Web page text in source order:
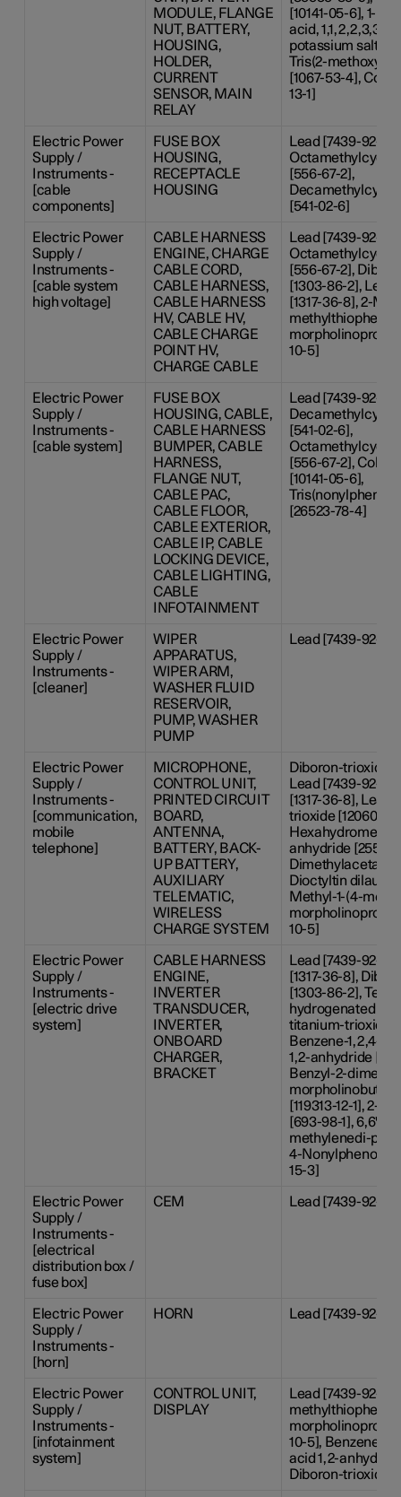
MODULE, FLANGE
NUT, BATTERY,
HOUSING,
HOLDER,
CURRENT
SENSOR, MAIN
RELAY
[10141-05-6], 1-
acid,
potassium salt
Tris(2-
[1067-53-4],
13-1]
Electric Power
Supply /
Instruments -
[cable
components]
FUSE BOX
HOUSING,
RECEPTACLE
HOUSING
Lead [7439-92-1],
[556-67-2],
[541-02-6]
Electric Power
Supply /
Instruments -
[cable system
high voltage]
CABLE HARNESS
ENGINE, CHARGE
CABLE CORD,
CABLE HARNESS,
CABLE HARNESS
HV, CABLE HV,
CABLE CHARGE
POINT HV,
CHARGE CABLE
Lead [7439-92-1],
[556-67-2],
[1303-86-2],
[1317-36-8], 2-
10-5]
Electric Power
Supply /
Instruments -
[cable system]
FUSE BOX
HOUSING, CABLE,
CABLE HARNESS
BUMPER, CABLE
HARNESS,
FLANGE NUT,
CABLE PAC,
CABLE FLOOR,
CABLE EXTERIOR,
CABLE IP, CABLE
LOCKING DEVICE,
CABLE LIGHTING,
CABLE
INFOTAINMENT
Lead [7439-92-1],
[541-02-6],
[556-67-2],
[10141-05-6],
[26523-78-4]
Electric Power
Supply /
Instruments -
[cleaner]
WIPER
APPARATUS,
WIPER ARM,
WASHER FLUID
RESERVOIR,
PUMP, WASHER
PUMP
Lead [7439-92-1]
Electric Power
Supply /
Instruments -
[communication,
mobile
telephone]
MICROPHONE,
CONTROL UNIT,
PRINTED CIRCUIT
BOARD,
ANTENNA,
BATTERY, BACK-
UP BATTERY,
AUXILIARY
TELEMATIC,
WIRELESS
CHARGE SYSTEM
Diboron-trioxide
Lead [7439-92-
[1317-36-8],
trioxide [12060-
anhydride
Dioctyltin
Methyl-1-(4-
10-5]
Electric Power
Supply /
Instruments -
[electric drive
system]
CABLE HARNESS
ENGINE,
INVERTER
TRANSDUCER,
INVERTER,
ONBOARD
CHARGER,
BRACKET
Lead [7439-92-
[1317-36-8],
[1303-86-2],
hydrogenated
titanium-trioxide
Benzene-1,2,4-
1,2-anhydride
Benzyl-2-
[119313-12-1], 2-
[693-98-1], 6,6'-
methylenedi-p-
4-Nonylphenol,
15-3]
Electric Power
Supply /
Instruments -
[electrical
distribution box /
fuse box]
CEM Lead [7439-92-1]
Electric Power
Supply /
Instruments -
[horn]
HORN Lead [7439-92-1]
Electric Power
Supply /
Instruments -
[infotainment
system]
CONTROL UNIT,
DISPLAY
Lead [7439-92-1],
10-5], Benzene-
acid 1,2-
Diboron-trioxide